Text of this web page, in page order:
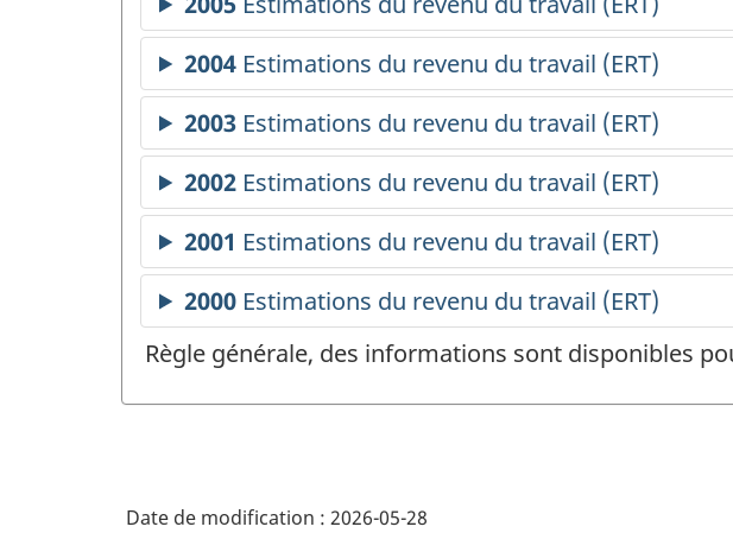
Règle générale, des informations sont disponibles
Date de modification : 2026-05-28